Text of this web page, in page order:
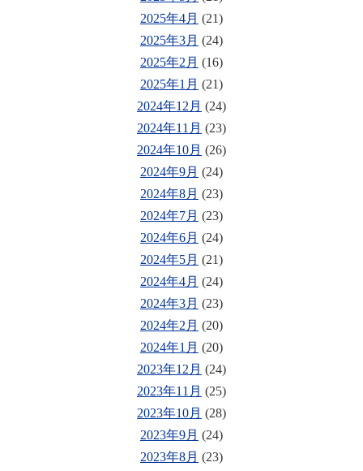
2025年4月 (21)
2025年3月 (24)
2025年2月 (16)
2025年1月 (21)
2024年12月 (24)
2024年11月 (23)
2024年10月 (26)
2024年9月 (24)
2024年8月 (23)
2024年7月 (23)
2024年6月 (24)
2024年5月 (21)
2024年4月 (24)
2024年3月 (23)
2024年2月 (20)
2024年1月 (20)
2023年12月 (24)
2023年11月 (25)
2023年10月 (28)
2023年9月 (24)
2023年8月 (23)